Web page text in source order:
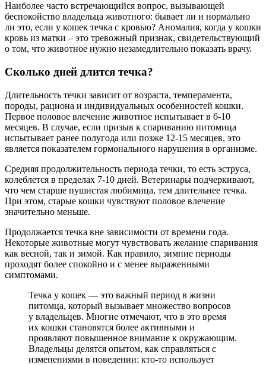
Наиболее часто встречающийся вопрос, вызывающей
беспокойство владельца животного: бывает ли и нормально
ли это, если у кошек течка с кровью? Аномалия, когда у кошки
кровь из матки – это тревожный признак, свидетельствующий
о том, что животное нужно незамедлительно показать врачу.
Сколько дней длится течка?
Длительность течки зависит от возраста, темперамента,
породы, рациона и индивидуальных особенностей кошки.
Первое половое влечение животное испытывает в 6-10
месяцев. В случае, если призыв к спариванию питомица
испытывает ранее полугода или позже 12-15 месяцев, это
является показателем гормонального нарушения в организме.
Средняя продолжительность периода течки, то есть эструса,
колеблется в пределах 7-10 дней. Ветеринары подчеркивают,
что чем старше пушистая любимица, тем длительнее течка.
При этом, старые кошки чувствуют половое влечение
значительно меньше.
Продолжается течка вне зависимости от времени года.
Некоторые животные могут чувствовать желание спаривания
как весной, так и зимой. Как правило, зимние периоды
проходят более спокойно и с менее выраженными
симптомами.
Течка у кошек — это важный период в жизни
питомца, который вызывает множество вопросов
у владельцев. Многие отмечают, что в это время
их кошки становятся более активными и
проявляют повышенное внимание к окружающим.
Владельцы делятся опытом, как справляться с
изменениями в поведении: кто-то использует